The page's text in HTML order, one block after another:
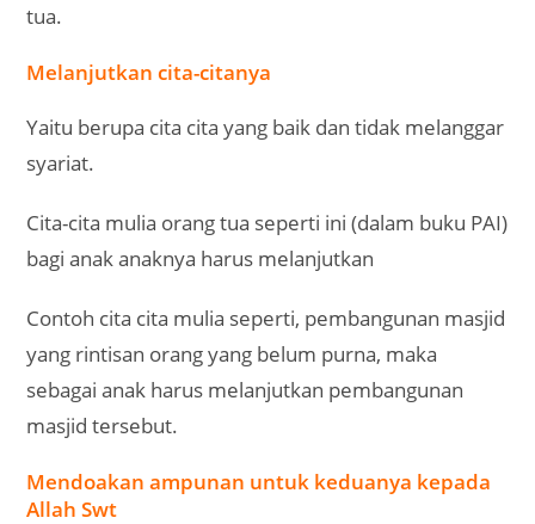
tua.
Melanjutkan cita-citanya
Yaitu berupa cita cita yang baik dan tidak melanggar
syariat.
Cita-cita mulia orang tua seperti ini (dalam buku PAI)
bagi anak anaknya harus melanjutkan
Contoh cita cita mulia seperti, pembangunan masjid
yang rintisan orang yang belum purna, maka
sebagai anak harus melanjutkan pembangunan
masjid tersebut.
Mendoakan ampunan untuk keduanya kepada
Allah Swt